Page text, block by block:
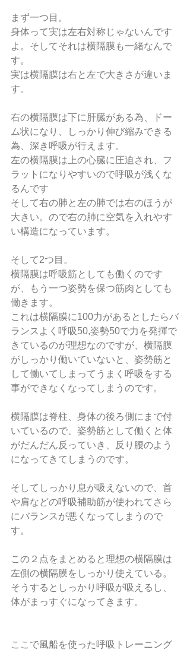
まず一つ目。
身体って実は左右対称じゃないんです
よ。そしてそれは横隔膜も一緒なんで
す。
実は横隔膜は右と左で大きさが違いま
す。
右の横隔膜は下に肝臓がある為、ドー
ム状になり、しっかり伸び縮みできる
為、深き呼吸が行えます。
左の横隔膜は上の心臓に圧迫され、フ
ラットになりやすいので呼吸が浅くな
るんです
そして右の肺と左の肺では右のほうが
大きい。ので右の肺に空気を入れやす
い構造になっています。
そして2つ目。
横隔膜は呼吸筋としても働くのです
が、もう一つ姿勢を保つ筋肉としても
働きます。
これは横隔膜に100力があるとしたらバ
ランスよく呼吸50,姿勢50で力を発揮で
きているのが理想なのですが、横隔膜
がしっかり働いていないと、姿勢筋と
して働いてしまってうまく呼吸をする
事ができなくなってしまうのです。
横隔膜は脊柱、身体の後ろ側にまで付
いているので、姿勢筋として働くと体
がだんだん反っていき、反り腰のよう
になってきてしまうのです。
そしてしっかり息が吸えないので、首
や肩などの呼吸補助筋が使われてさら
にバランスが悪くなってしまうので
す。
この２点をまとめると理想の横隔膜は
左側の横隔膜をしっかり使えている。
そうするとしっかり呼吸が吸えるし、
体がまっすぐになってきます。
ここで風船を使った呼吸トレーニング